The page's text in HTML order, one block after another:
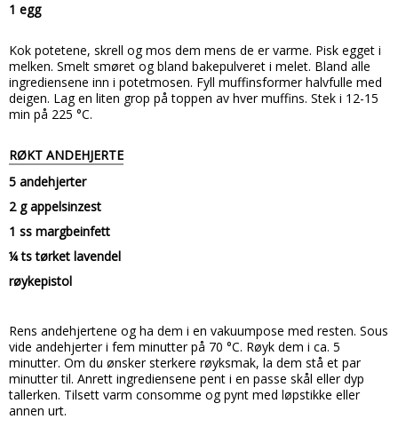
1 egg
Kok potetene, skrell og mos dem mens de er varme. Pisk egget i
melken. Smelt smøret og bland bakepulveret i melet. Bland alle
ingrediensene inn i potetmosen. Fyll muffinsformer halvfulle med
deigen. Lag en liten grop på toppen av hver muffins. Stek i 12-15
min på 225 °C.
RØKT ANDEHJERTE
5 andehjerter
2 g appelsinzest
1 ss margbeinfett
¼ ts tørket lavendel
røykepistol
Rens andehjertene og ha dem i en vakuumpose med resten. Sous
vide andehjerter i fem minutter på 70 °C. Røyk dem i ca. 5
minutter. Om du ønsker sterkere røyksmak, la dem stå et par
minutter til. Anrett ingrediensene pent i en passe skål eller dyp
tallerken. Tilsett varm consomme og pynt med løpstikke eller
annen urt.